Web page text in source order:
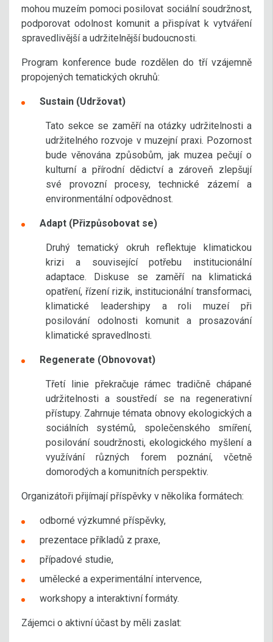
mohou muzeím pomoci posilovat sociální soudržnost,
podporovat odolnost komunit a přispívat k vytváření
spravedlivější a udržitelnější budoucnosti.
Program konference bude rozdělen do tří vzájemně
propojených tematických okruhů:
Sustain (Udržovat)
Tato sekce se zaměří na otázky udržitelnosti a
udržitelného rozvoje v muzejní praxi. Pozornost
bude věnována způsobům, jak muzea pečují o
kulturní a přírodní dědictví a zároveň zlepšují
své provozní procesy, technické zázemí a
environmentální odpovědnost.
Adapt (Přizpůsobovat se)
Druhý tematický okruh reflektuje klimatickou
krizi a související potřebu institucionální
adaptace. Diskuse se zaměří na klimatická
opatření, řízení rizik, institucionální transformaci,
klimatické leadershipy a roli muzeí při
posilování odolnosti komunit a prosazování
klimatické spravedlnosti.
Regenerate (Obnovovat)
Třetí linie překračuje rámec tradičně chápané
udržitelnosti a soustředí se na regenerativní
přístupy. Zahrnuje témata obnovy ekologických a
sociálních systémů, společenského smíření,
posilování soudržnosti, ekologického myšlení a
využívání různých forem poznání, včetně
domorodých a komunitních perspektiv.
Organizátoři přijímají příspěvky v několika formátech:
odborné výzkumné příspěvky,
prezentace příkladů z praxe,
případové studie,
umělecké a experimentální intervence,
workshopy a interaktivní formáty.
Zájemci o aktivní účast by měli zaslat: